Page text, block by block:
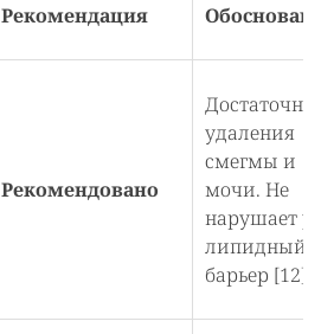
Рекомендация
Рекомендовано
Достаточна
удаления
смегмы и
мочи. Не
нарушает
липидный
барьер [12].